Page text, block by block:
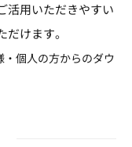
活用いただきやすい
けます。
個人の方からのダウ